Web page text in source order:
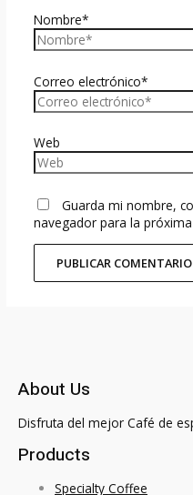
Nombre*
Correo electrónico*
Web
Guarda mi nombre,
navegador para la
About Us
Disfruta del mejor Café de
Products
Specialty Coffee